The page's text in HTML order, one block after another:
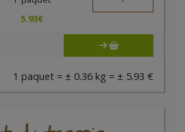
5.93€
1 paquet = ± 0.36 kg = ± 5.93 €